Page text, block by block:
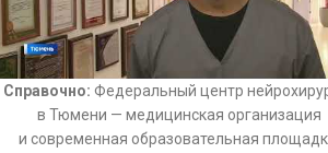
Справочно: Федеральный центр
в Тюмени — медицинская организация
и современная образовательная